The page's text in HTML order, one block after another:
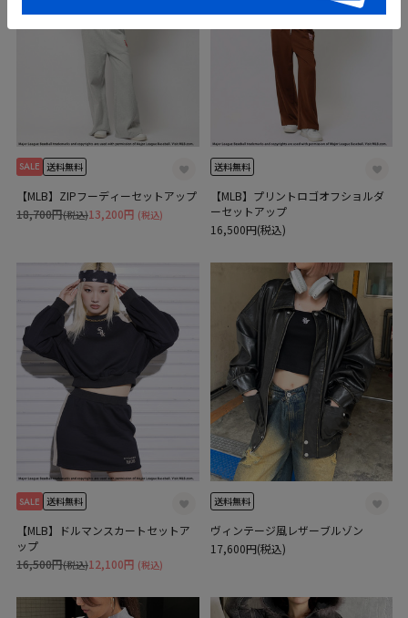
SALE 送料無料
【MLB】ZIPフーディーセットアップ
13,200円 (税込)
18,700円(税込)
送料無料
【MLB】プリントロゴオフショルダ
ーセットアップ
16,500円(税込)
SALE 送料無料
【MLB】ドルマンスカートセットア
ップ
12,100円 (税込)
16,500円(税込)
送料無料
ヴィンテージ風レザーブルゾン
17,600円(税込)